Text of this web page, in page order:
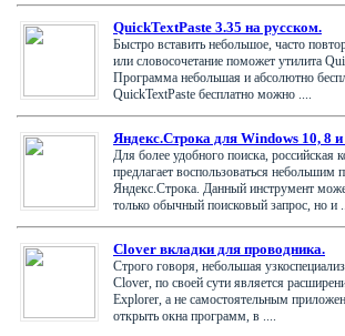
QuickTextPaste 3.35 на русском.
Быстро вставить небольшое, часто
или словосочетание поможет утилита
Программа небольшая и абсолютно
QuickTextPaste бесплатно можно ....
Яндекс.Строка для Windows 10, 8 и
Для более удобного поиска, российская
предлагает воспользоваться небольшим
Яндекс.Строка. Данный инструмент
только обычный поисковый запрос, но и ....
Clover вкладки для проводника.
Строго говоря, небольшая
Clover, по своей сути является
Explorer, а не самостоятельным
открыть окна программ, в ....